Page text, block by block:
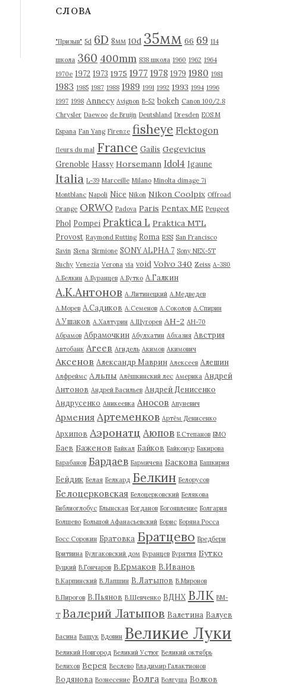
в
СЛОВА
"Призыв" 5d 6D 8мм 10d 35мм 66 69 114
школа 360 400mm 838 школа 1960 1962 1964
1970е 1972 1973 1975 1977 1978 1979 1980 1981
1983 1985 1987 1988 1989 1991 1992 1993 1994 1996
1997 1998 Annecy Avignon B-52 bokeh Canon 100/2.8
Chrysler Daewoo de Bruijn Deutshland Dresden EOS M
Espana Fan Yang Firenze fisheye Flektogon
fleurs du mal France Gailis Gegevicius
Grenoble Hassy Horsemann Idol4 Igaune
Italia L-39 Marceille Milano Minolta dimage 7i
Montblanc Napoli Nice Nikon Nikon Coolpix Offroad
Orange ORWO Padova Paris Pentax ME Peugeot
Phol Pompei Praktica L Praktica MTL
Provost Raymond Rutting Roma RSS San Francisco
Savin Siena Sirmione SONY ALPHA 7 Sony NEX-5T
Suchy Venezia Verona via void Volvo 340 Zeiss А-380
А.Белкин А.Буранцев А.Бутко А.Галкин
А.К.Антонов А.Литинецкий А.Медведев
А.Морев А.Садиков А.Семенов А.Соколов А.Спирин
А.Ушаков А.Халтурин А.Щугорев АН-2 АН-70
Абрамов Абрамочкин Абулхатин Абхазия Австрия
Автобанк Агеев Агидель Акимов Акимович
Аксенов Александр Маврин Алексеев Алешин
Алфреймс Альпы Алёшкинский лес Америка Андрей
Антонов Андрей Васильев Андрей Денисенко
Андрусенко Аникеевка Аносов Апуневич
Армения Артеменков Артём Денисенко
Архипов Аэронатц Аюпов Б.Степанов БМО
Баев Баженов Байкал Байков Байконур Бакирова
Барабанов Бардаев Бармичева Баскова Башкирия
Бейдик Белая Белкард Белкин Белорусов
Белоцерковская Белоцерковский Белякова
Библиоглобус Блынская Богданов Богоявление Болгария
Болшево Большой Афанасьевский Борис Боряна Росса
Босс Сорокин Братовка Братцево Бредбери
Бритвина Булгаковский дом Буранцев Бурятия Бутко
Буцкий В.Гончаров В.Ермаков В.Иванов
В.Карпинский В.Лапшин В.Латыпов В.Миронов
В.Пирогов В.Пьянов В.Шевченко ВДНХ ВЛК ВМ-
Т Валерий Латыпов Валетина Валуев
Васина Ващук Вдовин Великие Луки
Великий Новгород Великий Устюг Великий октябрь
Велихов Верея Веслево Владимир Галактионов
Водянова Вознесение Волга Волгуша Волков